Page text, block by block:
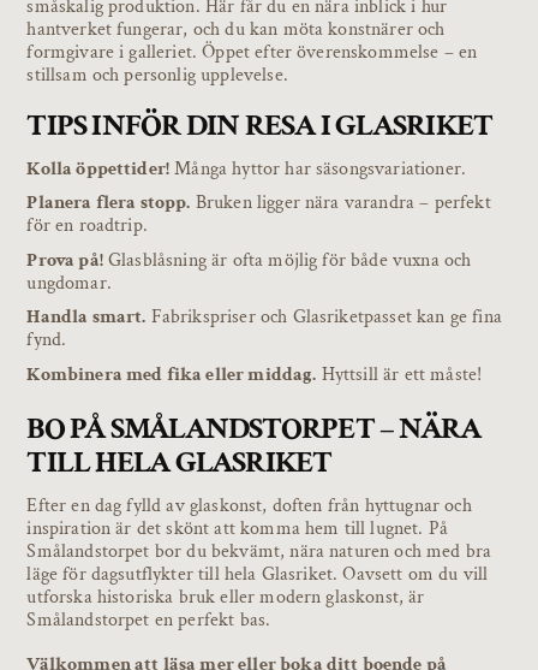
småskalig produktion. Här får du en nära inblick i hur
hantverket fungerar, och du kan möta konstnärer och
formgivare i galleriet. Öppet efter överenskommelse – en
stillsam och personlig upplevelse.
TIPS INFÖR DIN RESA I GLASRIKET
Kolla öppettider!Många hyttor har säsongsvariationer.
Planera flera stopp. Bruken ligger nära varandra – perfekt
för en roadtrip.
Prova på!Glasblåsning är ofta möjlig för både vuxna och
ungdomar.
Handla smart. Fabrikspriser och Glasriketpasset kan ge fina
fynd.
Kombinera med fika eller middag. Hyttsill är ett måste!
BO PÅ SMÅLANDSTORPET – NÄRA
TILL HELA GLASRIKET
Efter en dag fylld av glaskonst, doften från hyttugnar och
inspiration är det skönt att komma hem till lugnet. På
Smålandstorpet bor du bekvämt, nära naturen och med bra
läge för dagsutflykter till hela Glasriket. Oavsett om du vill
utforska historiska bruk eller modern glaskonst, är
Smålandstorpet en perfekt bas.
Välkommen att läsa mer eller boka ditt boende på